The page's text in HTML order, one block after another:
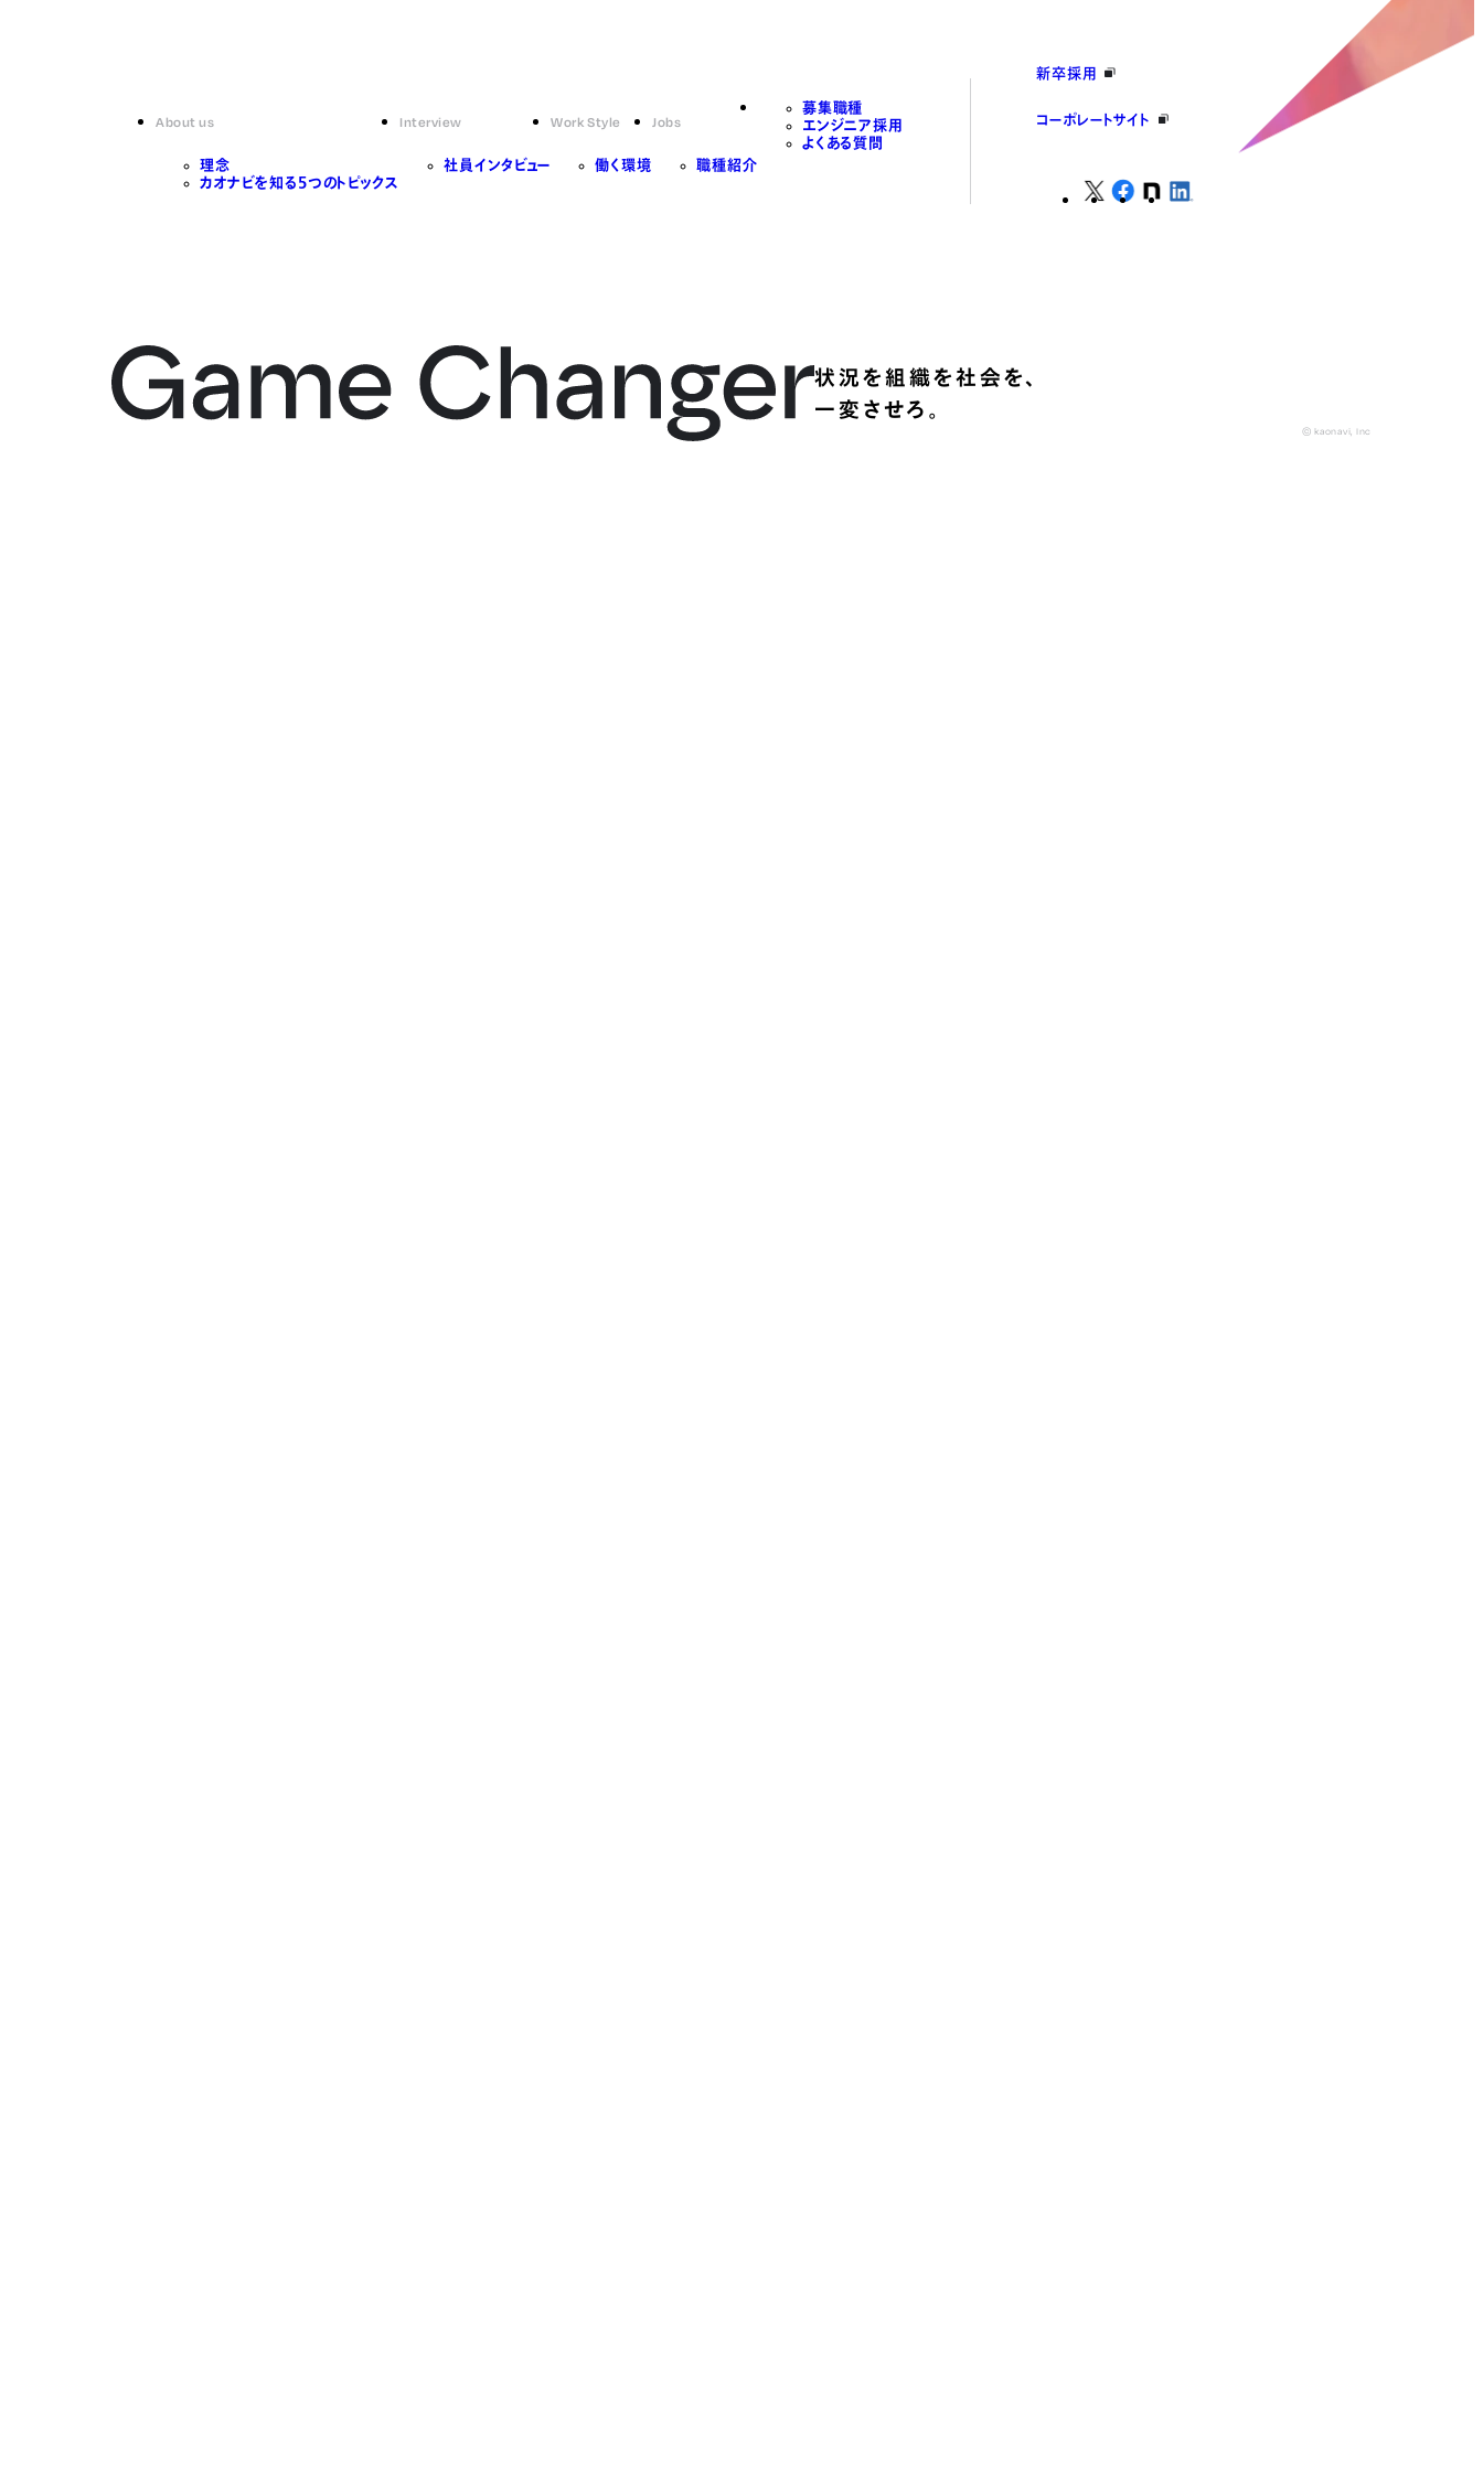
About us
理念
カオナビを知る5つのトピックス
Interview
社員インタビュー
Work Style
働く環境
Jobs
職種紹介
募集職種
エンジニア採用
よくある質問
新卒採用
コーポレートサイト
状況を組織を社会を、
一変させろ。
© kaonavi, Inc